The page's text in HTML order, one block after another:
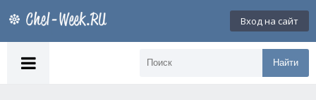
Вход на сайт
Найти